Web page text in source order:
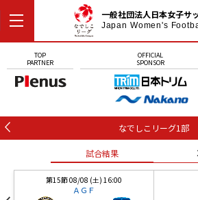
一般社団法人日本女子サ
Japan Women's
TOP
PARTNER
OFFICIAL
SPONSOR
なでしこリーグ1部
試合結果
第15節 08/08 (土) 16:00
ＡＧＦ